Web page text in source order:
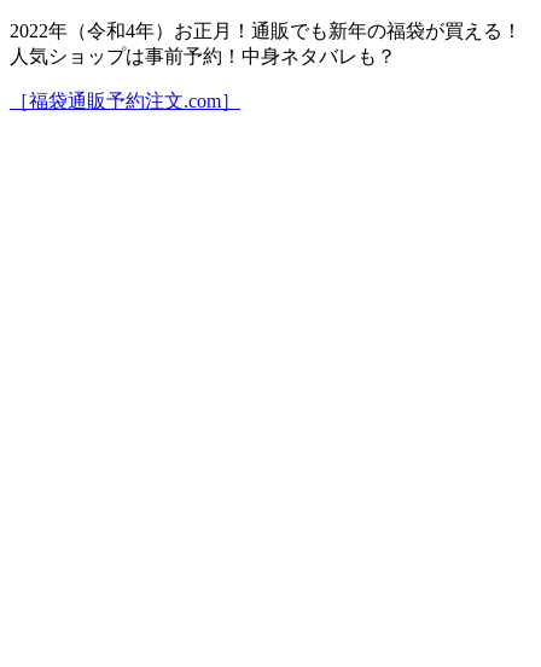
2022年（令和4年）お正月！通販でも新年の福袋が買える！
人気ショップは事前予約！中身ネタバレも？
［福袋通販予約注文.com］